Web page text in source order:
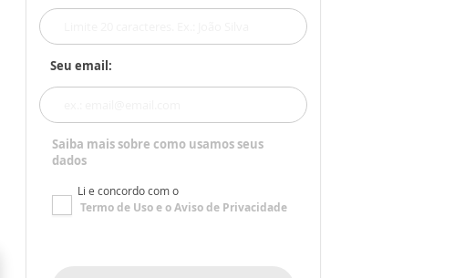
Seu email:
Saiba mais sobre como usamos seus
dados
Li e concordo com o
Termo de Usoe oAviso de Privacidade